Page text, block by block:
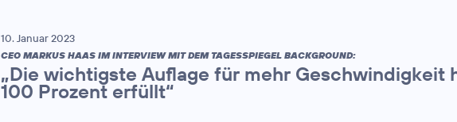
10. Januar 2023
CEO MARKUS HAAS IM INTERVIEW MIT DEM TAGESSPIEGEL BACKGROUND:
„Die wichtigste Auflage für mehr Geschwindigkeit
100 Prozent erfüllt“